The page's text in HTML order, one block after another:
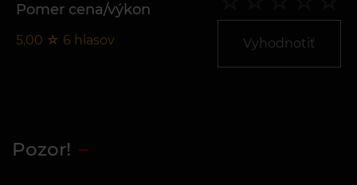
Pomer cena/výkon
5,00 ☆ 6 hlasov Vyhodnotiť
Pozor!